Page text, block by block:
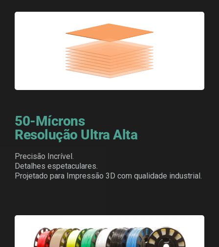
50-Mícrons
Resolução Ultra Alta
Precisão Incrível.
Detalhes espetaculares.
Projetado para Impressão 3D com qualidade industrial.